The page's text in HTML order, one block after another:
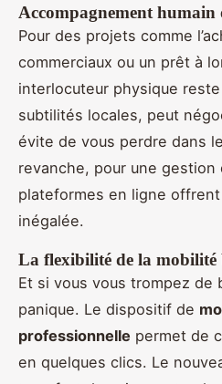
Accompagnement
Pour des projets comme
commerciaux ou un prêt à
interlocuteur physique
subtilités locales, peut
évite de vous perdre dans
revanche, pour une
plateformes en ligne
inégalée.
La flexibilité de la mobilité
Et si vous vous trompez de
panique. Le dispositif de
professionnelle permet de
en quelques clics. Le